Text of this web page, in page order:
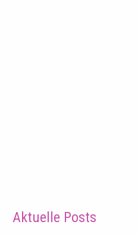
Aktuelle Posts